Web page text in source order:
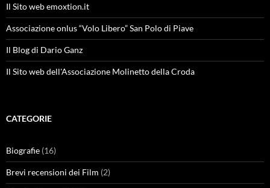
Il Sito web emoxtion.it
Associazione onlus “Volo Libero” San Polo di Piave
Il Blog di Dario Ganz
Il Sito web dell'Associazione Molinetto della Croda
CATEGORIE
Biografie (16)
Brevi recensioni dei Film (2)